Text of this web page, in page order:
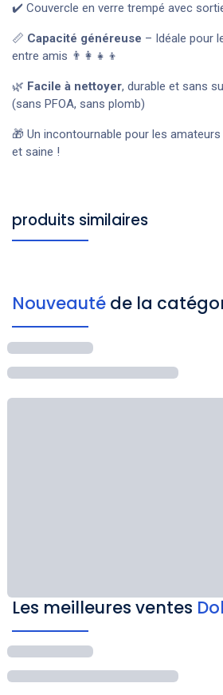
✔️ Couvercle en verre trempé avec
📏 Capacité généreuse – Idéale pour
entre amis 👨‍👩‍👧‍👦
🌿 Facile à nettoyer, durable et sans
(sans PFOA, sans plomb)
🎁 Un incontournable pour les
et saine !
produits similaires
Nouveauté de la
Les meilleures ventes